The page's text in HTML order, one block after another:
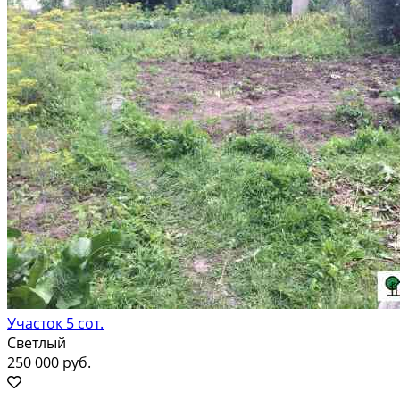
Участок 5 сот.
Светлый
250 000 руб.